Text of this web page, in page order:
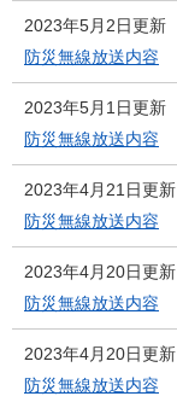
2023年5月2日更新
防災無線放送内容
2023年5月1日更新
防災無線放送内容
2023年4月21日更新
防災無線放送内容
2023年4月20日更新
防災無線放送内容
2023年4月20日更新
防災無線放送内容